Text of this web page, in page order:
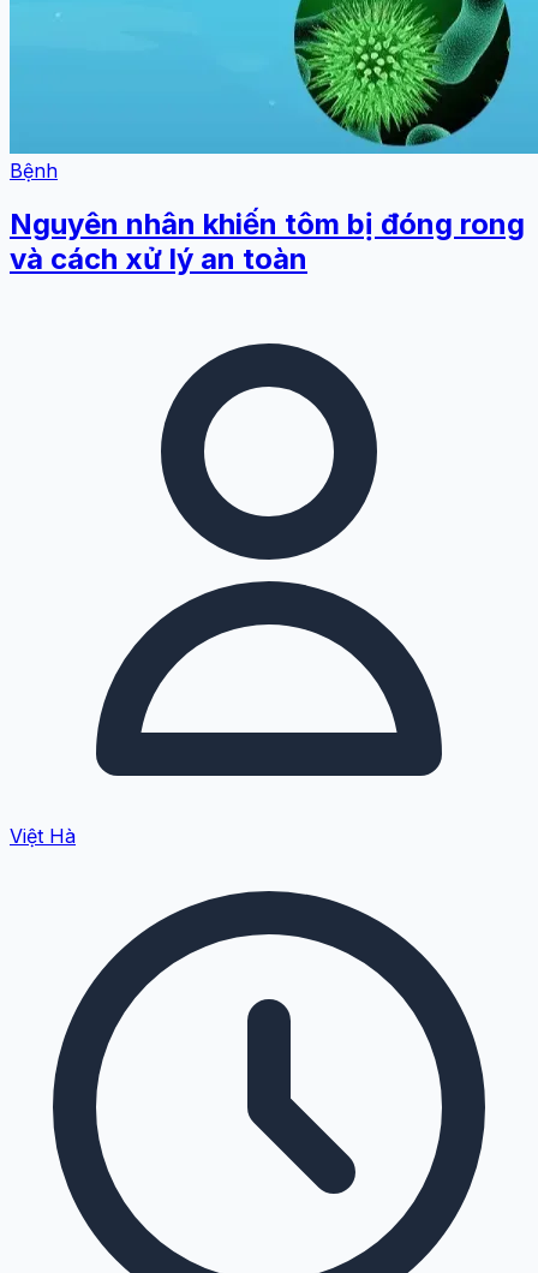
Bệnh
Nguyên nhân khiến tôm bị đóng rong
và cách xử lý an toàn
Việt Hà